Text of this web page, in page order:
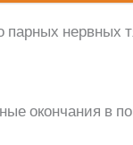
парных нервных
окончания в